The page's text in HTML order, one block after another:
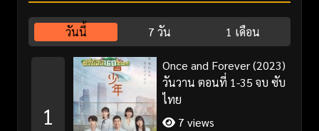
วันนี้ 7 วัน 1 เดือน
1
Once and Forever (2023)
วันวาน ตอนที่ 1-35 จบ ซับ
ไทย
7 views